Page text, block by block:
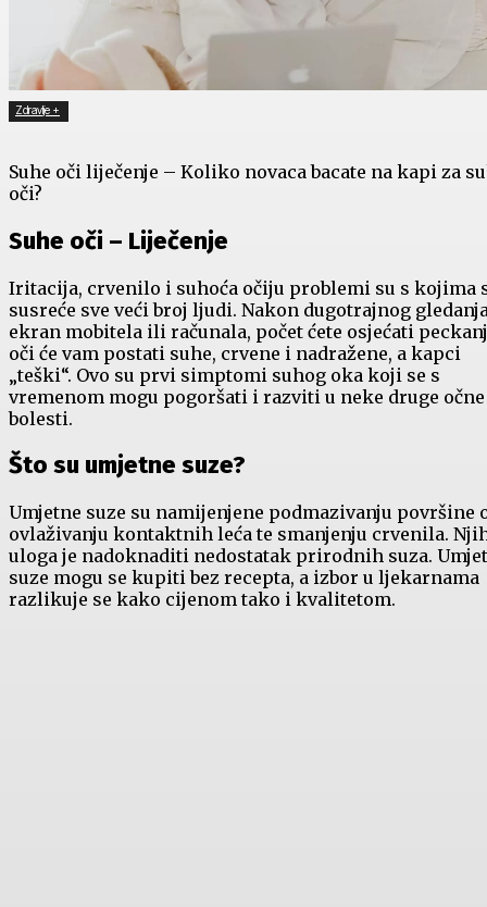
Zdravlje +
Suhe oči liječenje – Koliko novaca bacate na kapi za
oči?
Suhe oči – Liječenje
Iritacija, crvenilo i suhoća očiju problemi su s kojima
susreće sve veći broj ljudi. Nakon dugotrajnog
ekran mobitela ili računala, počet ćete osjećati
oči će vam postati suhe, crvene i nadražene, a kapci
„teški“. Ovo su prvi simptomi suhog oka koji se s
vremenom mogu pogoršati i razviti u neke druge očne
bolesti.
Što su umjetne suze?
Umjetne suze su namijenjene podmazivanju površine
ovlaživanju kontaktnih leća te smanjenju crvenila.
uloga je nadoknaditi nedostatak prirodnih suza.
suze mogu se kupiti bez recepta, a izbor u ljekarnama
razlikuje se kako cijenom tako i kvalitetom.